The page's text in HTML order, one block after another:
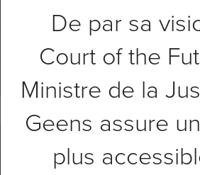
De par sa
Court of the
Ministre de la
Geens assure
plus